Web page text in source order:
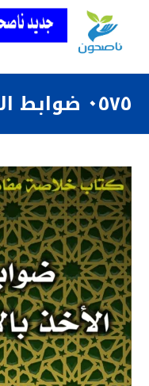
٠٥٧٥ ضوابط الأخذ بالأسباب